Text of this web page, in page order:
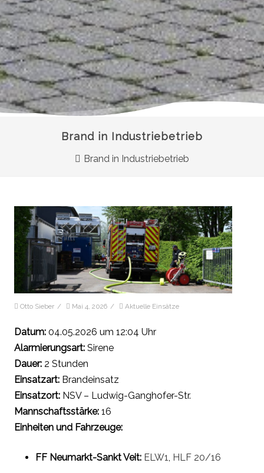
Brand in Industriebetrieb
Brand in Industriebetrieb
Otto Sieber / Mai 4, 2026 / Aktuelle Einsätze
Datum: 04.05.2026 um 12:04 Uhr
Alarmierungsart: Sirene
Dauer: 2 Stunden
Einsatzart: Brandeinsatz
Einsatzort: NSV – Ludwig-Ganghofer-Str.
Mannschaftsstärke: 16
Einheiten und Fahrzeuge:
FF Neumarkt-Sankt Veit: ELW1 HLF 20/16